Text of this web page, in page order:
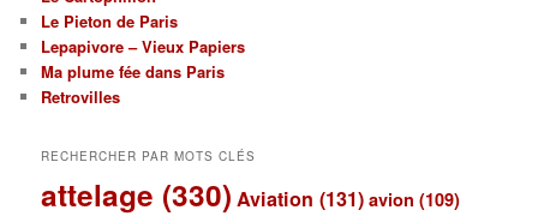
Le Pieton de Paris
Lepapivore – Vieux Papiers
Ma plume fée dans Paris
Retrovilles
RECHERCHER PAR MOTS CLÉS
attelage (330) Aviation (131) avion (109)